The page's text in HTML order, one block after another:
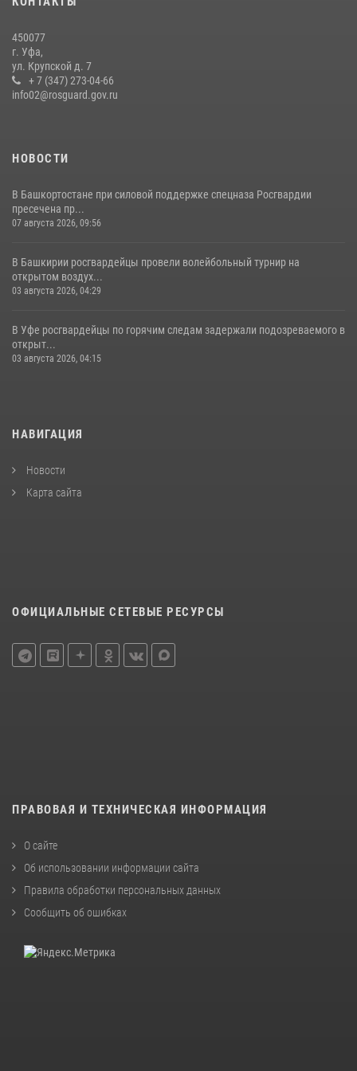
выступили на празднике в честь Дня ВДВ
Белорецк отметил День города: Росгвардия представила
современную и раритетную спецтехнику
20 июля 2026, 09:42
450077
г. Уфа,
ул. Крупской д. 7
+ 7 (347) 273-04-66
info02@rosguard.gov.ru
НОВОСТИ
В Башкортостане при силовой поддержке спецназа Росгвардии
пресечена пр...
07 августа 2026, 09:56
В Башкирии росгвардейцы провели волейбольный турнир на
открытом воздух...
03 августа 2026, 04:29
В Уфе росгвардейцы по горячим следам задержали подозреваемого в
открыт...
03 августа 2026, 04:15
НАВИГАЦИЯ
Новости
Карта сайта
ОФИЦИАЛЬНЫЕ СЕТЕВЫЕ РЕСУРСЫ
ПРАВОВАЯ И ТЕХНИЧЕСКАЯ ИНФОРМАЦИЯ
О сайте
Об использовании информации сайта
Правила обработки персональных данных
Сообщить об ошибках